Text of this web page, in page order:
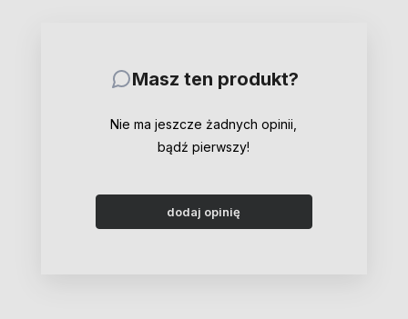
Masz ten produkt?
Nie ma jeszcze żadnych opinii,
bądź pierwszy!
dodaj opinię